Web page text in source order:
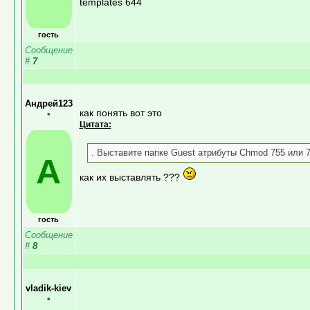
гость
Сообщение
# 7
Андрей123
•
А
гость
как понять вот это
Цитата:
. Выставите папке Guest атрибуты Chmod 755 или
как их выставлять ???
Сообщение
# 8
vladik-kiev
•